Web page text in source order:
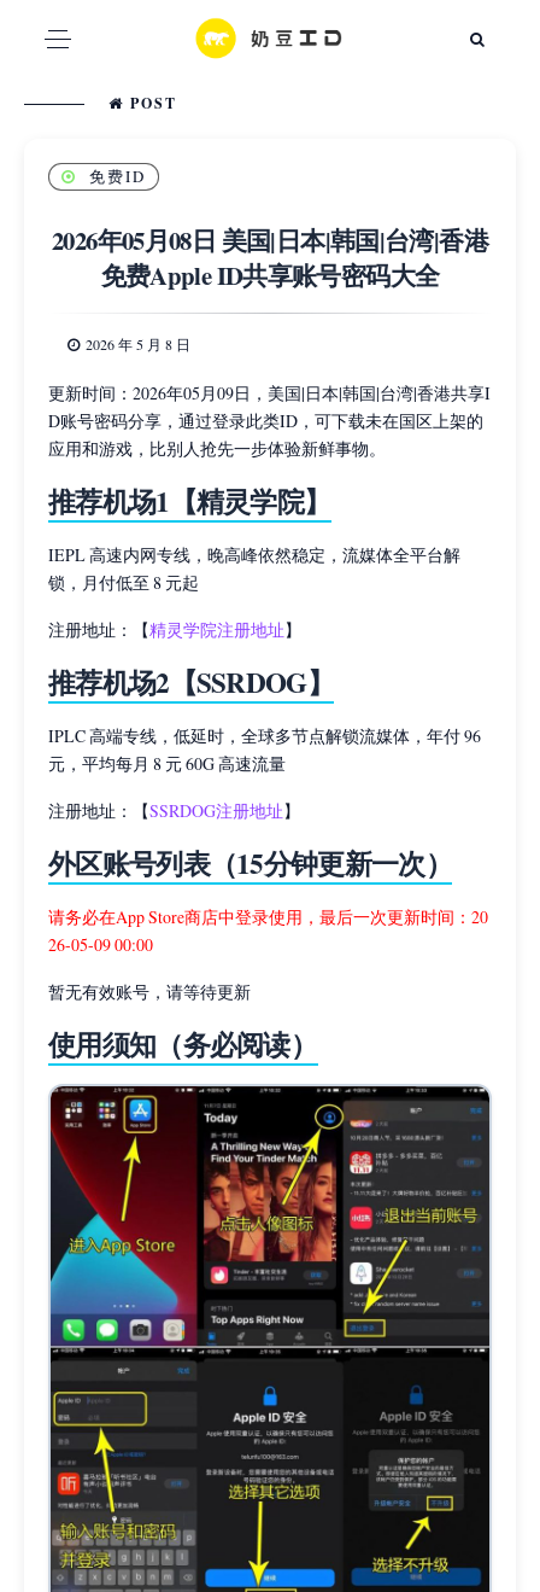
POST
免费ID
2026年05月08日 美国|日本|韩国|台湾|香港
免费Apple ID共享账号密码大全
2026 年 5 月 8 日
更新时间：2026年05月09日，美国|日本|韩国|台湾|香港共享I
D账号密码分享，通过登录此类ID，可下载未在国区上架的
应用和游戏，比别人抢先一步体验新鲜事物。
推荐机场1【精灵学院】
IEPL 高速内网专线，晚高峰依然稳定，流媒体全平台解
锁，月付低至 8 元起
注册地址：【精灵学院注册地址】
推荐机场2【SSRDOG】
IPLC 高端专线，低延时，全球多节点解锁流媒体，年付 96
元，平均每月 8 元 60G 高速流量
注册地址：【SSRDOG注册地址】
外区账号列表（15分钟更新一次）
请务必在App Store商店中登录使用，最后一次更新时间：20
26-05-09 00:00
暂无有效账号，请等待更新
使用须知（务必阅读）